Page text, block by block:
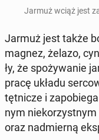
Jarmuż wciąż jest
Jarmuż jest także
magnez, żelazo,
ły, że spo­ży­wa­nie
pracę układu
tęt­ni­cze i
nym
oraz nad­mier­ną